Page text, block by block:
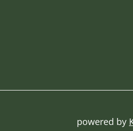
powered by